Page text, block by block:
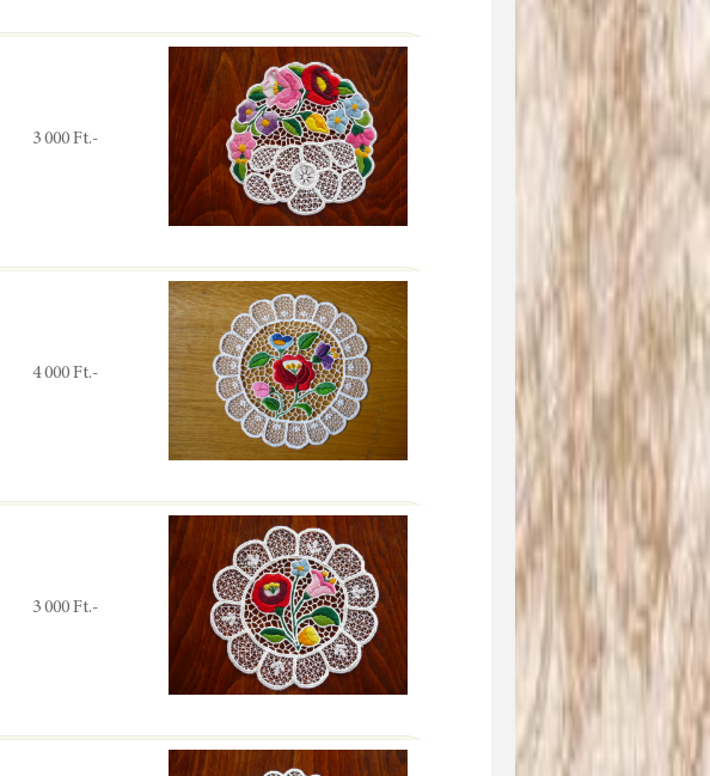
3 000 Ft.-
4 000 Ft.-
3 000 Ft.-